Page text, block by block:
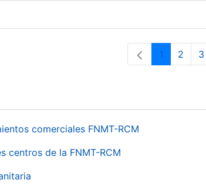
Páxina
1 Páxina
2 3
comerciales FNMT-RCM
centros de la FNMT-RCM